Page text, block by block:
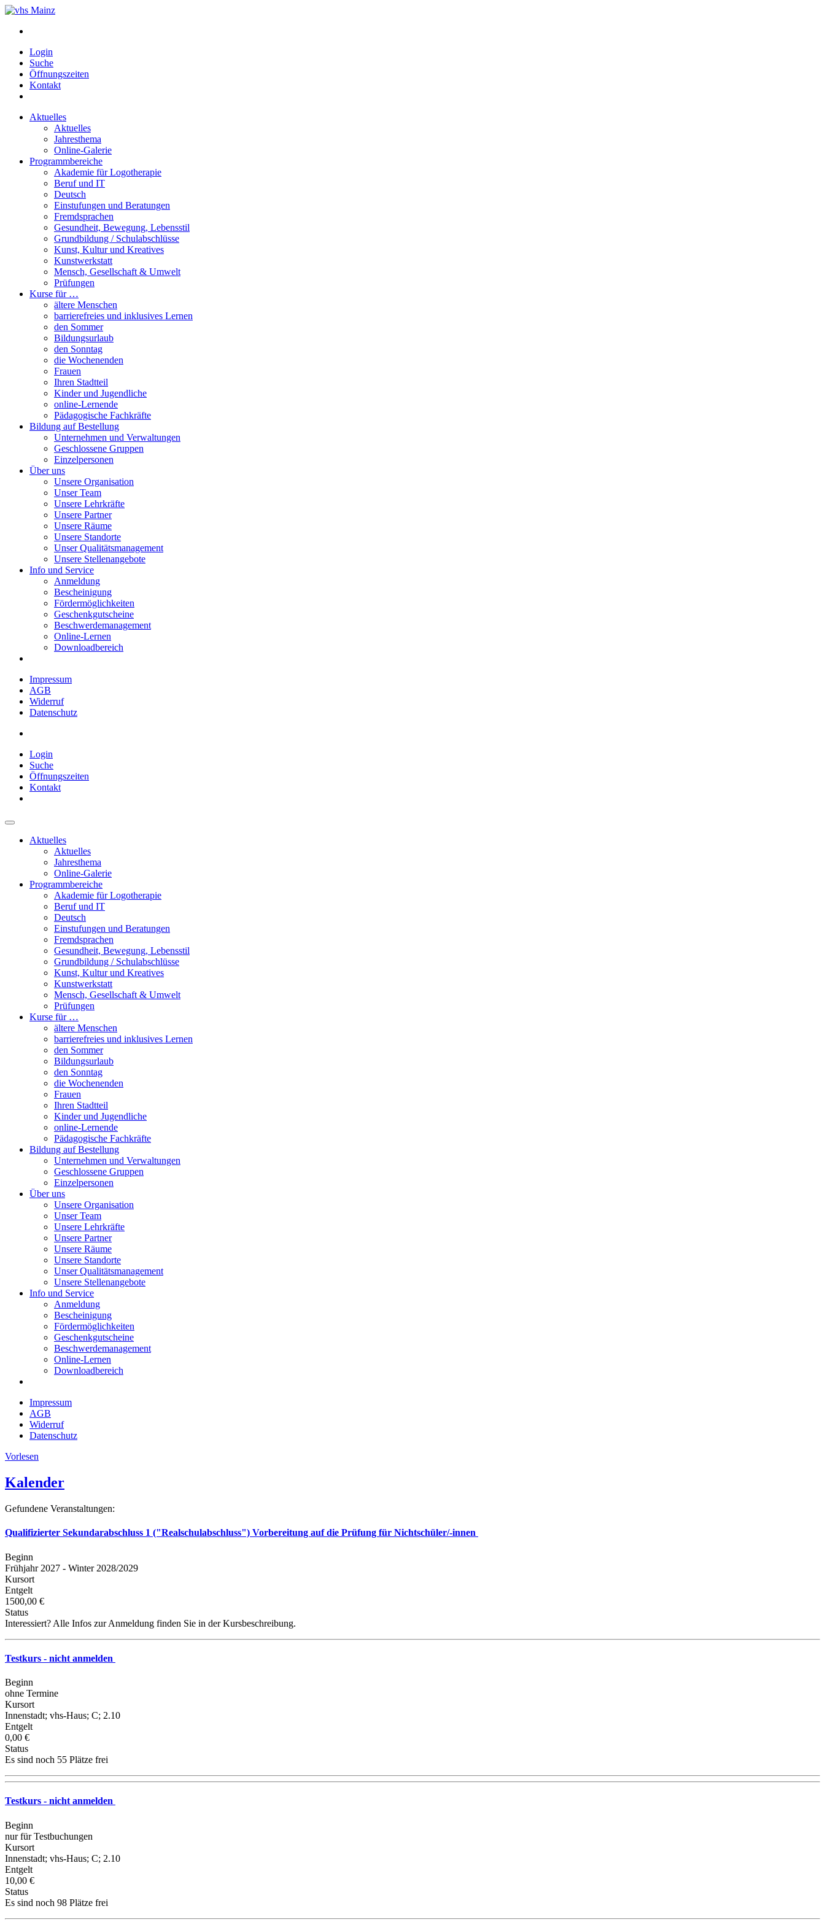
Login
Suche
Öffnungszeiten
Kontakt
Aktuelles
Aktuelles
Jahresthema
Online-Galerie
Programmbereiche
Akademie für Logotherapie
Beruf und IT
Deutsch
Einstufungen und Beratungen
Fremdsprachen
Gesundheit, Bewegung, Lebensstil
Grundbildung / Schulabschlüsse
Kunst, Kultur und Kreatives
Kunstwerkstatt
Mensch, Gesellschaft & Umwelt
Prüfungen
Kurse für …
ältere Menschen
barrierefreies und inklusives Lernen
den Sommer
Bildungsurlaub
den Sonntag
die Wochenenden
Frauen
Ihren Stadtteil
Kinder und Jugendliche
online-Lernende
Pädagogische Fachkräfte
Bildung auf Bestellung
Unternehmen und Verwaltungen
Geschlossene Gruppen
Einzelpersonen
Über uns
Unsere Organisation
Unser Team
Unsere Lehrkräfte
Unsere Partner
Unsere Räume
Unsere Standorte
Unser Qualitätsmanagement
Unsere Stellenangebote
Info und Service
Anmeldung
Bescheinigung
Fördermöglichkeiten
Geschenkgutscheine
Beschwerdemanagement
Online-Lernen
Downloadbereich
Impressum
AGB
Widerruf
Datenschutz
Login
Suche
Öffnungszeiten
Kontakt
Aktuelles
Aktuelles
Jahresthema
Online-Galerie
Programmbereiche
Akademie für Logotherapie
Beruf und IT
Deutsch
Einstufungen und Beratungen
Fremdsprachen
Gesundheit, Bewegung, Lebensstil
Grundbildung / Schulabschlüsse
Kunst, Kultur und Kreatives
Kunstwerkstatt
Mensch, Gesellschaft & Umwelt
Prüfungen
Kurse für …
ältere Menschen
barrierefreies und inklusives Lernen
den Sommer
Bildungsurlaub
den Sonntag
die Wochenenden
Frauen
Ihren Stadtteil
Kinder und Jugendliche
online-Lernende
Pädagogische Fachkräfte
Bildung auf Bestellung
Unternehmen und Verwaltungen
Geschlossene Gruppen
Einzelpersonen
Über uns
Unsere Organisation
Unser Team
Unsere Lehrkräfte
Unsere Partner
Unsere Räume
Unsere Standorte
Unser Qualitätsmanagement
Unsere Stellenangebote
Info und Service
Anmeldung
Bescheinigung
Fördermöglichkeiten
Geschenkgutscheine
Beschwerdemanagement
Online-Lernen
Downloadbereich
Impressum
AGB
Widerruf
Datenschutz
Vorlesen
Kalender
Gefundene Veranstaltungen:
Qualifizierter Sekundarabschluss 1 ("Realschulabschluss") Vorbereitung auf die Prüfung für Nichtschüler/-innen
Beginn
Frühjahr 2027 - Winter 2028/2029
Kursort
Entgelt
1500,00 €
Status
Interessiert? Alle Infos zur Anmeldung finden Sie in der Kursbeschreibung.
Testkurs - nicht anmelden
Beginn
ohne Termine
Kursort
Innenstadt; vhs-Haus; C; 2.10
Entgelt
0,00 €
Status
Es sind noch 55 Plätze frei
Testkurs - nicht anmelden
Beginn
nur für Testbuchungen
Kursort
Innenstadt; vhs-Haus; C; 2.10
Entgelt
10,00 €
Status
Es sind noch 98 Plätze frei